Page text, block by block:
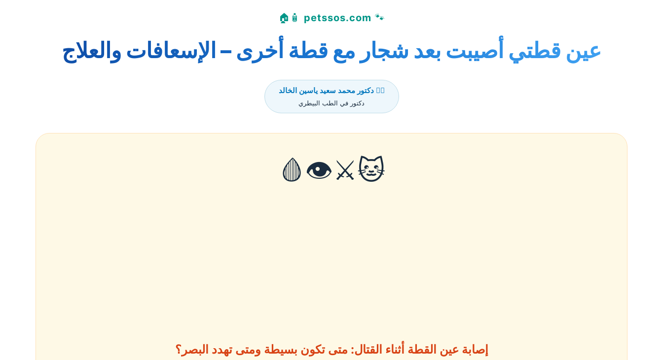
🐾
petssos.com
🧴🏠
عين قطتي أصيبت بعد شجار مع قطة أخرى – الإسعافات والعلاج
👨‍⚕️ دكتور محمد سعيد ياسين الخالد
دكتور في الطب البيطري
🐱⚔️👁️🩸
إصابة عين القطة أثناء القتال: متى تكون بسيطة ومتى تهدد البصر؟